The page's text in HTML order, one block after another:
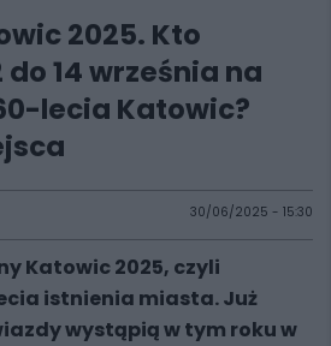
2025. Kto
14 września na
lecia Katowic?
30/06/2025 - 15:30
Katowic 2025, czyli
istnienia miasta. Już
wystąpią w tym roku w